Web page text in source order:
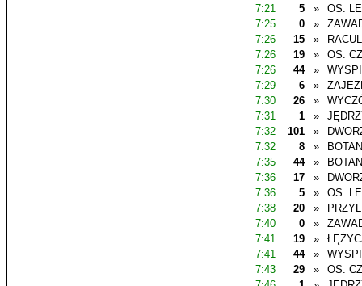
7:21
5 »
OS.
7:25
0 »
7:26
15 »
7:26
19 »
OS.
7:26
44 »
7:29
6 »
7:30
26 »
7:31
1 »
7:32
101 »
7:32
8 »
7:35
44 »
7:36
17 »
7:36
5 »
OS.
7:38
20 »
7:40
0 »
7:41
19 »
7:41
44 »
7:43
29 »
OS.